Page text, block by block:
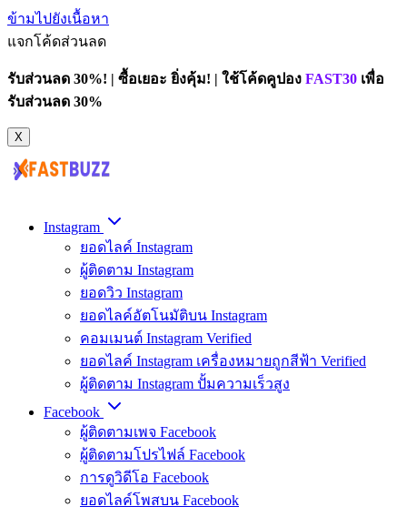
ข้ามไปยังเนื้อหา
แจกโค้ดส่วนลด
รับส่วนลด 30%! | ซื้อเยอะ ยิ่งคุ้ม! | ใช้โค้ดคูปอง FAST30 เพื่อ
รับส่วนลด 30%
X
Instagram
ยอดไลค์ Instagram
ผู้ติดตาม Instagram
ยอดวิว Instagram
ยอดไลค์อัตโนมัติบน Instagram
คอมเมนต์ Instagram Verified
ยอดไลค์ Instagram เครื่องหมายถูกสีฟ้า Verified
ผู้ติดตาม Instagram ปั้มความเร็วสูง
Facebook
ผู้ติดตามเพจ Facebook
ผู้ติดตามโปรไฟล์ Facebook
การดูวิดีโอ Facebook
ยอดไลค์โพสบน Facebook